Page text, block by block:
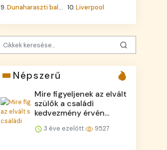
9.Dunaharaszti baleset 10.Liverpool
Népszerű
Mire figyeljenek az elvált
szülők a családi
kedvezmény érvén...
3 éve ezelőtt 9527